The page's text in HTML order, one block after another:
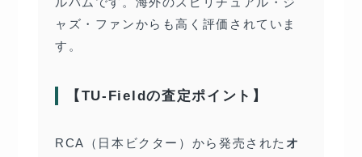
ャズ・ファンからも高く評価されていま
す。
【TU-Fieldの査定ポイント】
RCA（日本ビクター）から発売された オ